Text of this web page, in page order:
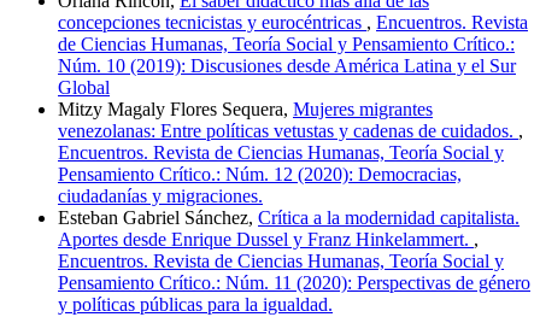
concepciones tecnicistas y eurocéntricas , Encuentros. Revista
de Ciencias Humanas, Teoría Social y Pensamiento Crítico.:
Núm. 10 (2019): Discusiones desde América Latina y el Sur
Global
Mitzy Magaly Flores Sequera, Mujeres migrantes
venezolanas: Entre políticas vetustas y cadenas de cuidados. ,
Encuentros. Revista de Ciencias Humanas, Teoría Social y
Pensamiento Crítico.: Núm. 12 (2020): Democracias,
ciudadanías y migraciones.
Esteban Gabriel Sánchez, Crítica a la modernidad capitalista.
Aportes desde Enrique Dussel y Franz Hinkelammert. ,
Encuentros. Revista de Ciencias Humanas, Teoría Social y
Pensamiento Crítico.: Núm. 11 (2020): Perspectivas de género
y políticas públicas para la igualdad.